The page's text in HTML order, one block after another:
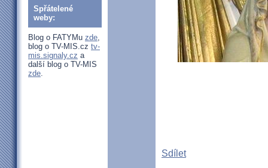
Spřátelené
weby:
Blog o FATYMu zde,
blog o TV-MIS.cz tv-
mis.signaly.cz a
další blog o TV-MIS
zde.
Sdílet